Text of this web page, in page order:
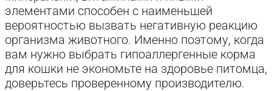
элементами способен с наименьшей
вероятностью вызвать негативную реакцию
организма животного. Именно поэтому, когда
вам нужно выбрать гипоаллергенные корма
для кошки не экономьте на здоровье питомца,
доверьтесь проверенному производителю.